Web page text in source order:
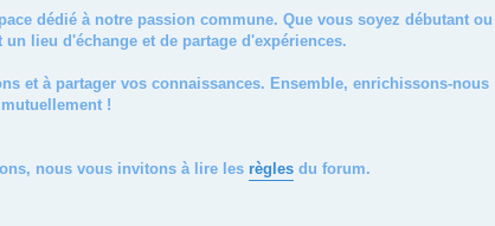
dédié à notre passion commune. Que vous soyez débutant ou
lieu d'échange et de partage d'expériences.
et à partager vos connaissances. Ensemble, enrichissons-nous
mutuellement !
nous vous invitons à lire les règles du forum.